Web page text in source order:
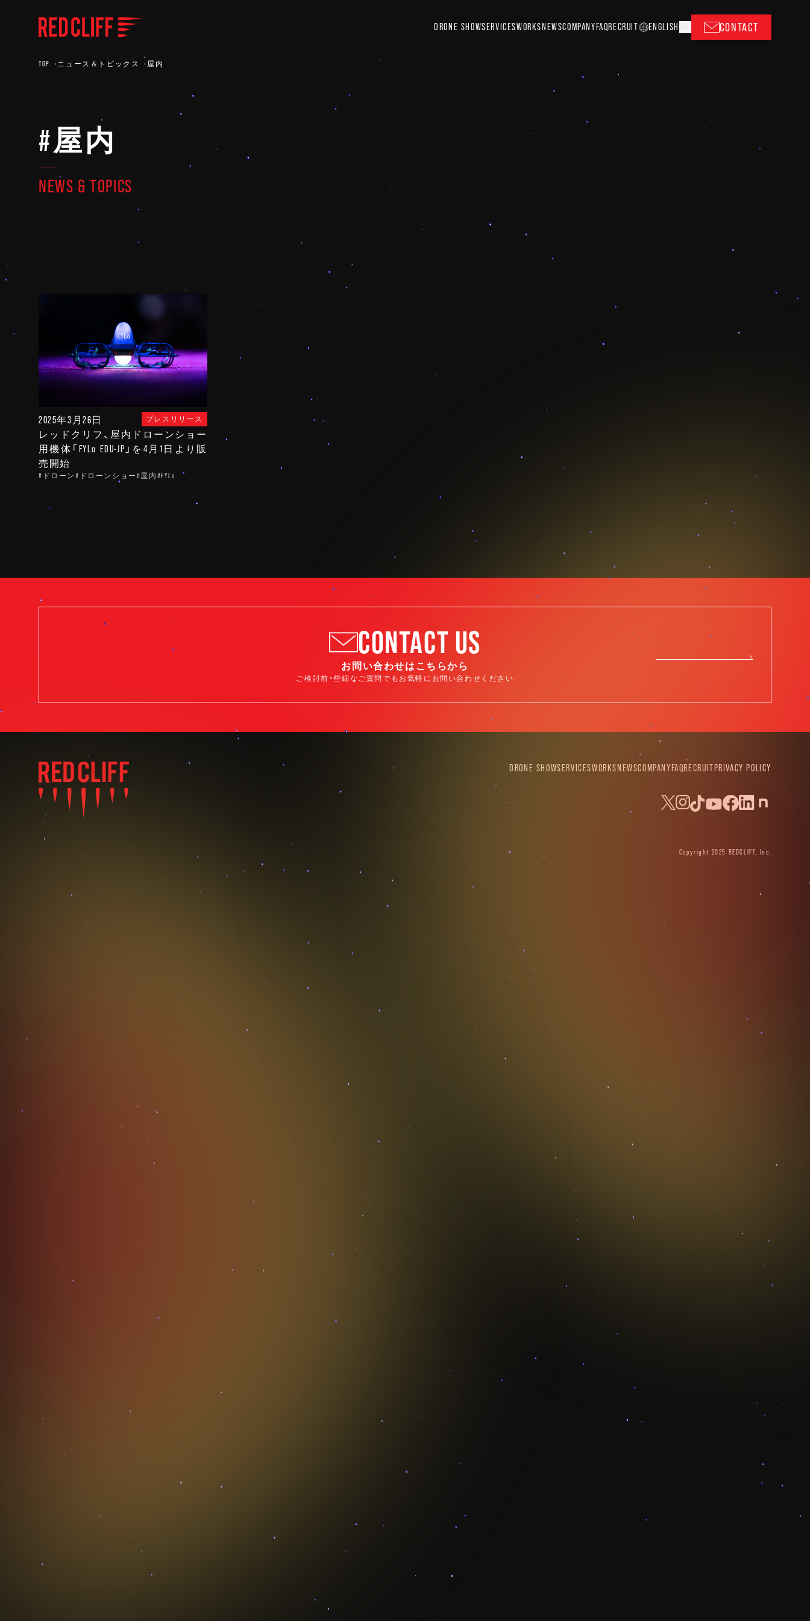
DRONE SHOWSERVICESWORKSNEWSCOMPANYFAQRECRUIT ENGLISH CONTACT
TOP ニュース＆トピックス 屋内
#屋内
NEWS & TOPICS
2025年3月26日 プレスリリース
レッドクリフ、屋内ドローンショー
用機体「FYLo EDU-JP」を4月1日より販
売開始
#ドローン#ドローンショー#屋内#FYLo
CONTACT US
お問い合わせはこちらから
ご検討前・些細なご質問でもお気軽にお問い合わせください
DRONE SHOWSERVICESWORKS NEWSCOMPANY FAQRECRUIT PRIVACY POLICY
Copyright 2025 REDCLIFF, Inc.